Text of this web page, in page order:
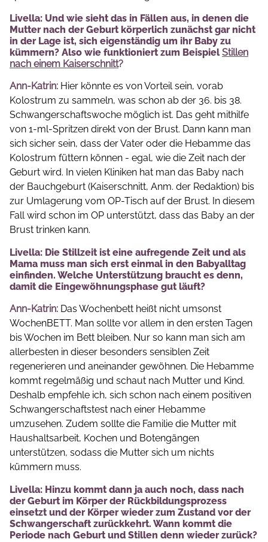
Livella: Und wie sieht das in Fällen aus, in denen die
Mutter nach der Geburt körperlich zunächst gar nicht
in der Lage ist, sich eigenständig um ihr Baby zu
kümmern? Also wie funktioniert zum BeispielStillen
nach einem Kaiserschnitt?
Ann-Katrin: Hier könnte es von Vorteil sein, vorab
Kolostrum zu sammeln, was schon ab der 36. bis 38.
Schwangerschaftswoche möglich ist. Das geht mithilfe
von 1-ml-Spritzen direkt von der Brust. Dann kann man
sich sicher sein, dass der Vater oder die Hebamme das
Kolostrum füttern können - egal, wie die Zeit nach der
Geburt wird. In vielen Kliniken hat man das Baby nach
der Bauchgeburt (Kaiserschnitt, Anm. der Redaktion) bis
zur Umlagerung vom OP-Tisch auf der Brust. In diesem
Fall wird schon im OP unterstützt, dass das Baby an der
Brust trinken kann.
Livella: Die Stillzeit ist eine aufregende Zeit und als
Mama muss man sich erst einmal in den Babyalltag
einfinden. Welche Unterstützung braucht es denn,
damit die Eingewöhnungsphase gut läuft?
Ann-Katrin: Das Wochenbett heißt nicht umsonst
WochenBETT. Man sollte vor allem in den ersten Tagen
bis Wochen im Bett bleiben. Nur so kann man sich am
allerbesten in dieser besonders sensiblen Zeit
regenerieren und aneinander gewöhnen. Die Hebamme
kommt regelmäßig und schaut nach Mutter und Kind.
Deshalb empfehle ich, sich schon nach einem positiven
Schwangerschaftstest nach einer Hebamme
umzusehen. Zudem sollte die Familie die Mutter mit
Haushaltsarbeit, Kochen und Botengängen
unterstützen, sodass die Mutter sich um nichts
kümmern muss.
Livella: Hinzu kommt dann ja auch noch, dass nach
der Geburt im Körper der Rückbildungsprozess
einsetzt und der Körper wieder zum Zustand vor der
Schwangerschaft zurückkehrt. Wann kommt die
Periode nach Geburt und Stillen denn wieder zurück?